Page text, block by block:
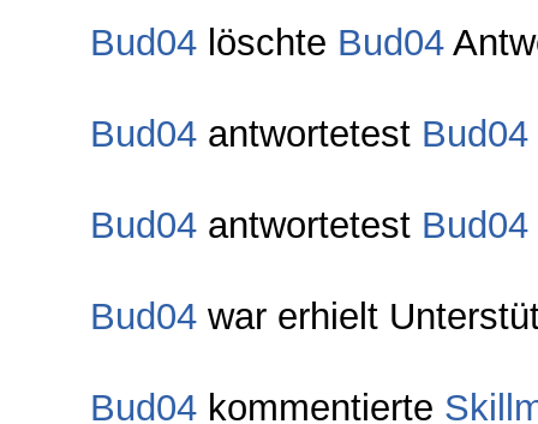
Bud04 löschte Bud04
Bud04 antwortetest Bud04
Bud04 antwortetest Bud04
Bud04 war erhielt
Bud04 kommentierte